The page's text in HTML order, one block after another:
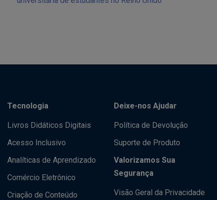
Tecnologia
Livros Didáticos Digitais
Acesso Inclusivo
Analíticas de Aprendizado
Comércio Eletrônico
Criação de Conteúdo
Deixe-nos Ajudar
Política de Devolução
Suporte de Produto
Valorizamos Sua
Segurança
Visão Geral da Privacidade